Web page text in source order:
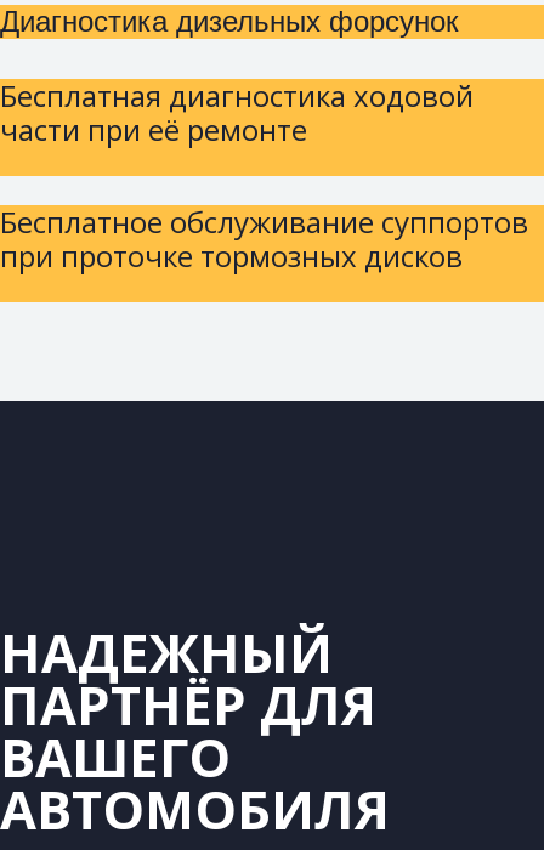
Диагностика дизельных форсунок
Бесплатная диагностика ходовой
части при её ремонте
Бесплатное обслуживание суппортов
при проточке тормозных дисков
НАДЕЖНЫЙ
ПАРТНЁР ДЛЯ
ВАШЕГО
АВТОМОБИЛЯ